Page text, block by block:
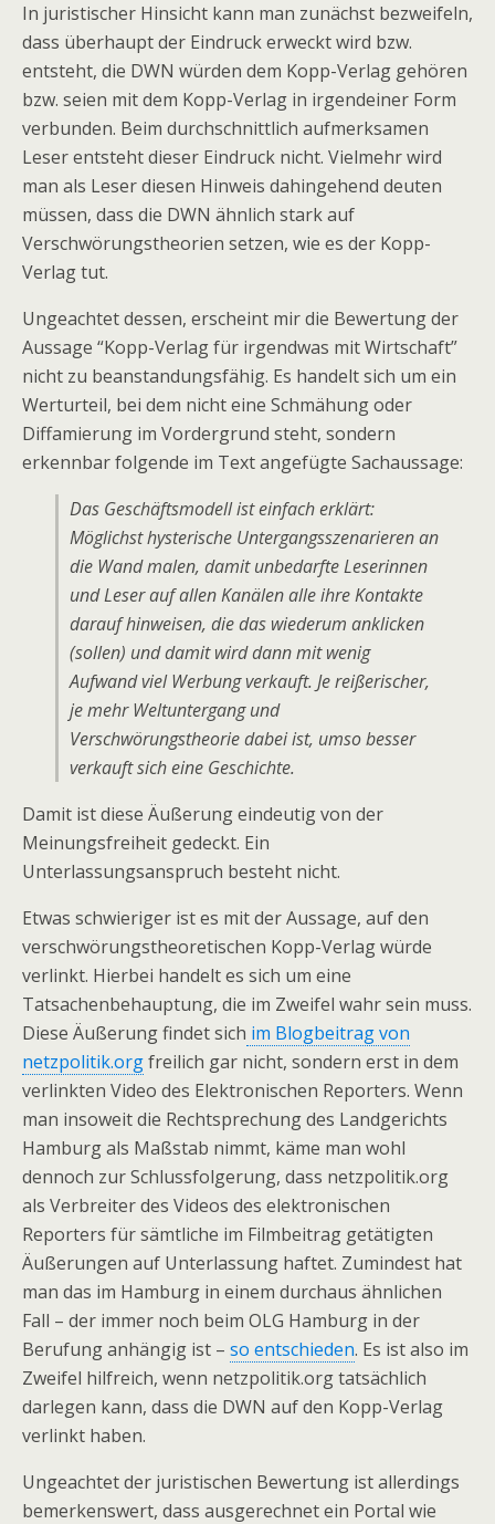
In juristischer Hinsicht kann man zunächst bezweifeln,
dass überhaupt der Eindruck erweckt wird bzw.
entsteht, die DWN würden dem Kopp-Verlag gehören
bzw. seien mit dem Kopp-Verlag in irgendeiner Form
verbunden. Beim durchschnittlich aufmerksamen
Leser entsteht dieser Eindruck nicht. Vielmehr wird
man als Leser diesen Hinweis dahingehend deuten
müssen, dass die DWN ähnlich stark auf
Verschwörungstheorien setzen, wie es der Kopp-
Verlag tut.
Ungeachtet dessen, erscheint mir die Bewertung der
Aussage “Kopp-Verlag für irgendwas mit Wirtschaft”
nicht zu beanstandungsfähig. Es handelt sich um ein
Werturteil, bei dem nicht eine Schmähung oder
Diffamierung im Vordergrund steht, sondern
erkennbar folgende im Text angefügte Sachaussage:
Das Geschäftsmodell ist einfach erklärt:
Möglichst hysterische Untergangsszenarieren an
die Wand malen, damit unbedarfte Leserinnen
und Leser auf allen Kanälen alle ihre Kontakte
darauf hinweisen, die das wiederum anklicken
(sollen) und damit wird dann mit wenig
Aufwand viel Werbung verkauft. Je reißerischer,
je mehr Weltuntergang und
Verschwörungstheorie dabei ist, umso besser
verkauft sich eine Geschichte.
Damit ist diese Äußerung eindeutig von der
Meinungsfreiheit gedeckt. Ein
Unterlassungsanspruch besteht nicht.
Etwas schwieriger ist es mit der Aussage, auf den
verschwörungstheoretischen Kopp-Verlag würde
verlinkt. Hierbei handelt es sich um eine
Tatsachenbehauptung, die im Zweifel wahr sein muss.
Diese Äußerung findet sich im Blogbeitrag von
netzpolitik.orgfreilich gar nicht, sondern erst in dem
verlinkten Video des Elektronischen Reporters. Wenn
man insoweit die Rechtsprechung des Landgerichts
Hamburg als Maßstab nimmt, käme man wohl
dennoch zur Schlussfolgerung, dass netzpolitik.org
als Verbreiter des Videos des elektronischen
Reporters für sämtliche im Filmbeitrag getätigten
Äußerungen auf Unterlassung haftet. Zumindest hat
man das im Hamburg in einem durchaus ähnlichen
Fall – der immer noch beim OLG Hamburg in der
Berufung anhängig ist – so entschieden. Es ist also im
Zweifel hilfreich, wenn netzpolitik.org tatsächlich
darlegen kann, dass die DWN auf den Kopp-Verlag
verlinkt haben.
Ungeachtet der juristischen Bewertung ist allerdings
bemerkenswert, dass ausgerechnet ein Portal wie